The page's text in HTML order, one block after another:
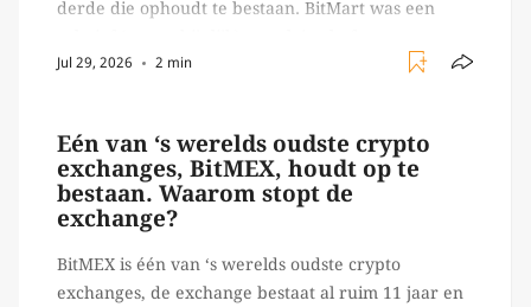
derde die ophoudt te bestaan. BitMart was een
crypto handelaren terecht konden om te handelen
Jul 29, 2026 2 min
Eén van ‘s werelds oudste crypto
exchanges, BitMEX, houdt op te
bestaan. Waarom stopt de
exchange?
BitMEX is één van ‘s werelds oudste crypto
exchanges, de exchange bestaat al ruim 11 jaar en